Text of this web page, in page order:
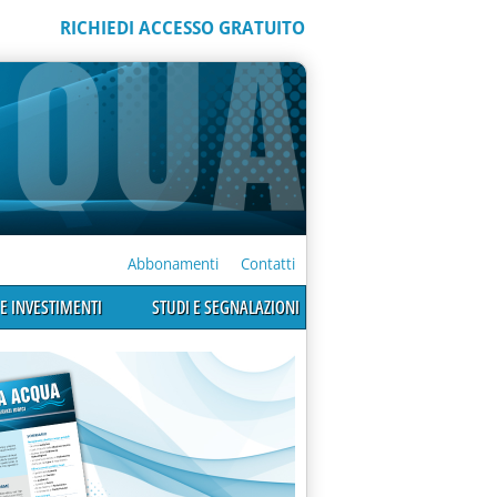
RICHIEDI ACCESSO GRATUITO
Abbonamenti Contatti
INVESTIMENTI STUDI E SEGNALAZIONI